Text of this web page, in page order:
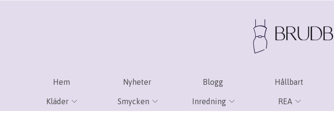
Hem Nyheter Blogg Hållbart
Kläder Smycken Inredning REA